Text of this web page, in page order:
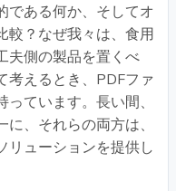
である何か、そしてオ
較？なぜ我々は、食用
夫側の製品を置くべ
考えるとき、PDFファ
ています。長い間、
、それらの両方は、
リューションを提供し